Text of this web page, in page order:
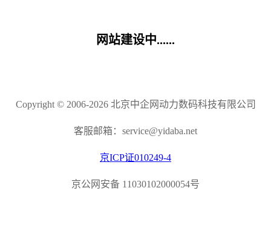
网站建设中......
Copyright © 2006-2026 北京中企网动力数码科技有限公司
客服邮箱：service@yidaba.net
京ICP证010249-4
京公网安备 11030102000054号